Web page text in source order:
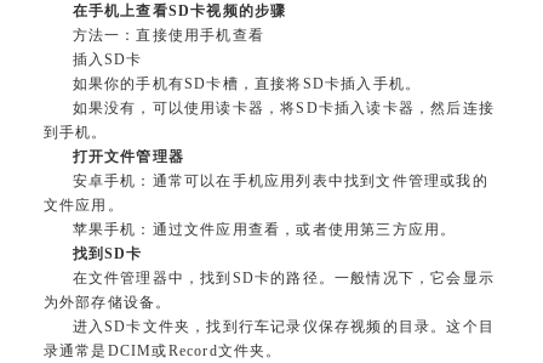
在手机上查看SD卡视频的步骤
方法一：直接使用手机查看
插入SD卡
如果你的手机有SD卡槽，直接将SD卡插入手机。
如果没有，可以使用读卡器，将SD卡插入读卡器，然后连接
到手机。
打开文件管理器
安卓手机：通常可以在手机应用列表中找到文件管理或我的
文件应用。
苹果手机：通过文件应用查看，或者使用第三方应用。
找到SD卡
在文件管理器中，找到SD卡的路径。一般情况下，它会显示
为外部存储设备。
进入SD卡文件夹，找到行车记录仪保存视频的目录。这个目
录通常是DCIM或Record文件夹。